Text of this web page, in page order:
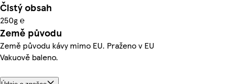
Čistý obsah
250g ℮
Země původu
Země původu kávy mimo EU. Praženo v EU
Vakuově baleno.